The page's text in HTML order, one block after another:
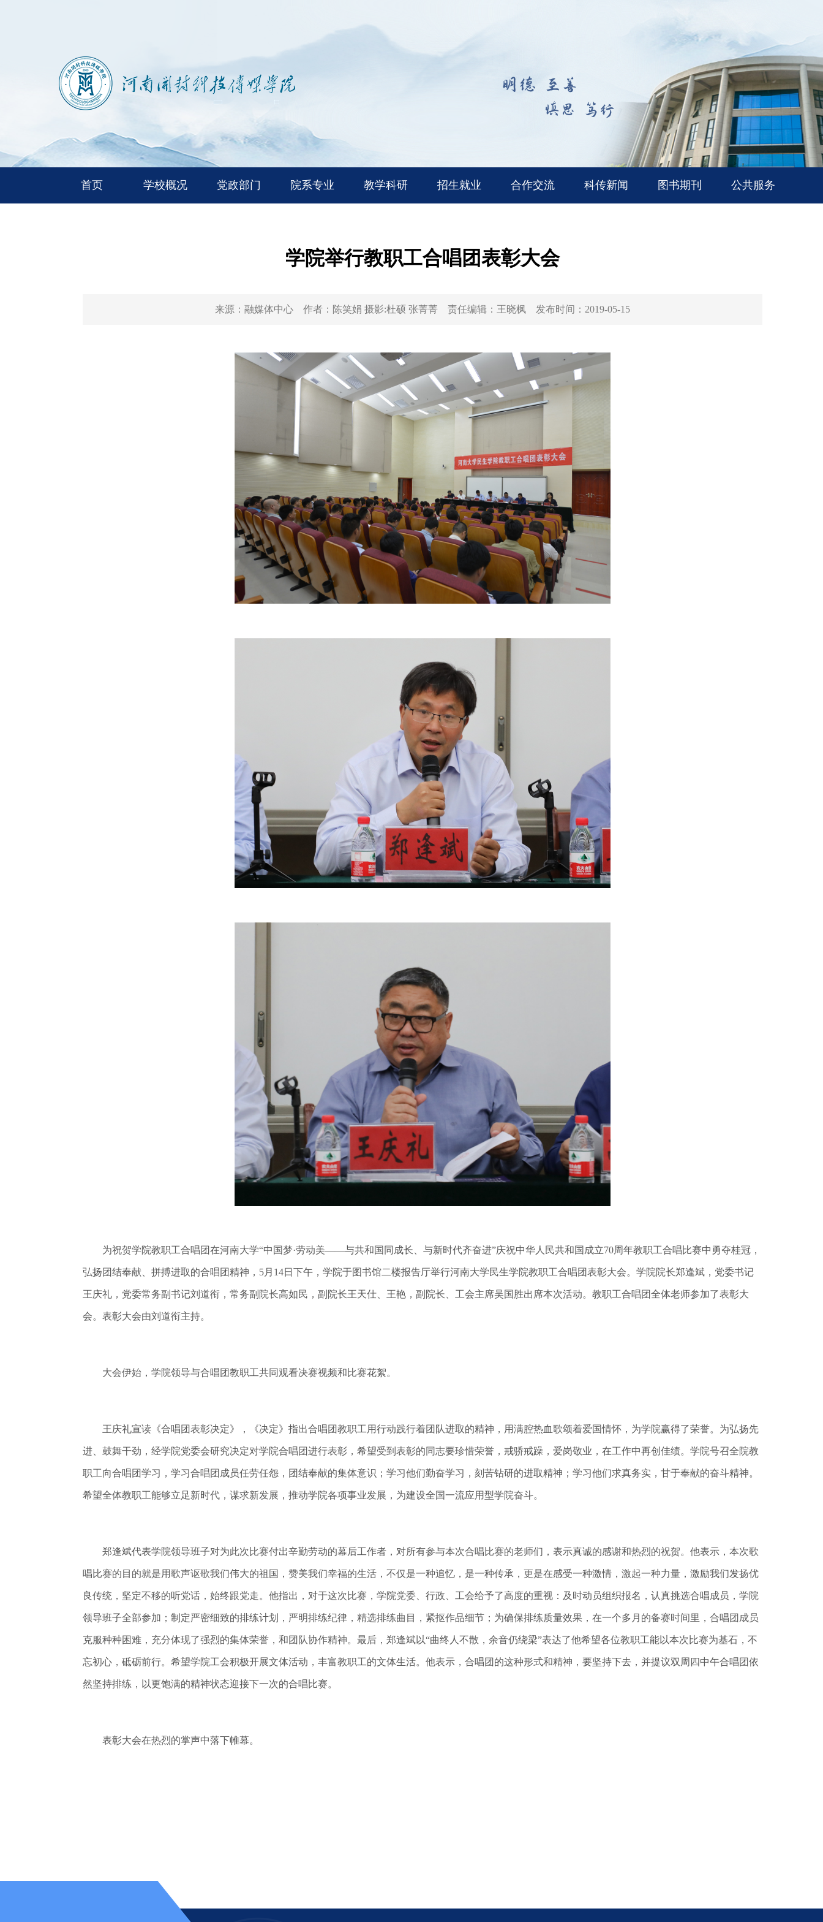
首页 学校概况 党政部门 院系专业 教学科研 招生就业 合作交流 科传新闻 图书期刊 公共服务
学院举行教职工合唱团表彰大会
来源： 融媒体中心 作者： 陈笑娟 摄影:杜硕 张菁菁 责任编辑： 王晓枫 发布时间： 2019-05-15
为祝贺学院教职工合唱团在河南大学“中国梦·劳动美——与共和国同成长、与新时代齐奋进”庆祝中华人民共和国成立70周年教职工合唱比赛中勇夺桂冠，
弘扬团结奉献、拼搏进取的合唱团精神，5月14日下午，学院于图书馆二楼报告厅举行河南大学民生学院教职工合唱团表彰大会。学院院长郑逢斌，党委书记
王庆礼，党委常务副书记刘道衔，常务副院长高如民，副院长王天仕、王艳，副院长、工会主席吴国胜出席本次活动。教职工合唱团全体老师参加了表彰大
会。表彰大会由刘道衔主持。
大会伊始，学院领导与合唱团教职工共同观看决赛视频和比赛花絮。
王庆礼宣读《合唱团表彰决定》，《决定》指出合唱团教职工用行动践行着团队进取的精神，用满腔热血歌颂着爱国情怀，为学院赢得了荣誉。为弘扬先
进、鼓舞干劲，经学院党委会研究决定对学院合唱团进行表彰，希望受到表彰的同志要珍惜荣誉，戒骄戒躁，爱岗敬业，在工作中再创佳绩。学院号召全院教
职工向合唱团学习，学习合唱团成员任劳任怨，团结奉献的集体意识；学习他们勤奋学习，刻苦钻研的进取精神；学习他们求真务实，甘于奉献的奋斗精神。
希望全体教职工能够立足新时代，谋求新发展，推动学院各项事业发展，为建设全国一流应用型学院奋斗。
郑逢斌代表学院领导班子对为此次比赛付出辛勤劳动的幕后工作者，对所有参与本次合唱比赛的老师们，表示真诚的感谢和热烈的祝贺。他表示，本次歌
唱比赛的目的就是用歌声讴歌我们伟大的祖国，赞美我们幸福的生活，不仅是一种追忆，是一种传承，更是在感受一种激情，激起一种力量，激励我们发扬优
良传统，坚定不移的听党话，始终跟党走。他指出，对于这次比赛，学院党委、行政、工会给予了高度的重视：及时动员组织报名，认真挑选合唱成员，学院
领导班子全部参加；制定严密细致的排练计划，严明排练纪律，精选排练曲目，紧抠作品细节；为确保排练质量效果，在一个多月的备赛时间里，合唱团成员
克服种种困难，充分体现了强烈的集体荣誉，和团队协作精神。最后，郑逢斌以“曲终人不散，余音仍绕梁”表达了他希望各位教职工能以本次比赛为基石，不
忘初心，砥砺前行。希望学院工会积极开展文体活动，丰富教职工的文体生活。他表示，合唱团的这种形式和精神，要坚持下去，并提议双周四中午合唱团依
然坚持排练，以更饱满的精神状态迎接下一次的合唱比赛。
表彰大会在热烈的掌声中落下帷幕。